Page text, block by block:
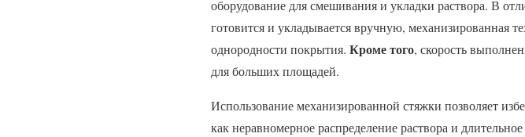
оборудование для смешивания и укладки раствора. В
готовится и укладывается вручную, механизированная
однородности покрытия. Кроме того, скорость
для больших площадей.
Использование механизированной стяжки позволяет
как неравномерное распределение раствора и